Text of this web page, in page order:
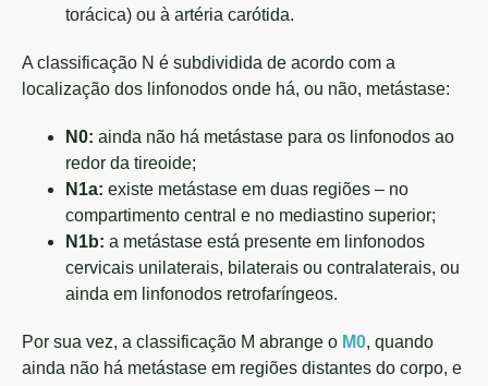
torácica) ou à artéria carótida.
A classificação N é subdividida de acordo com a
localização dos linfonodos onde há, ou não, metástase:
N0: ainda não há metástase para os linfonodos ao
redor da tireoide;
N1a: existe metástase em duas regiões – no
compartimento central e no mediastino superior;
N1b: a metástase está presente em linfonodos
cervicais unilaterais, bilaterais ou contralaterais, ou
ainda em linfonodos retrofaríngeos.
Por sua vez, a classificação M abrange o M0, quando
ainda não há metástase em regiões distantes do corpo, e